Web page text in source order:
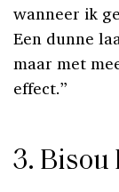
wanneer ik
Een dunne
maar met
effect.”
3. Bisou